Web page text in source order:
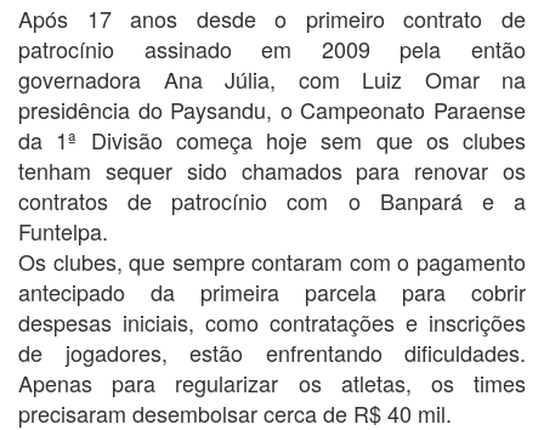
Após 17 anos desde o primeiro contrato de
patrocínio assinado em 2009 pela então
governadora Ana Júlia, com Luiz Omar na
presidência do Paysandu, o Campeonato Paraense
da 1ª Divisão começa hoje sem que os clubes
tenham sequer sido chamados para renovar os
contratos de patrocínio com o Banpará e a
Funtelpa.
Os clubes, que sempre contaram com o pagamento
antecipado da primeira parcela para cobrir
despesas iniciais, como contratações e inscrições
de jogadores, estão enfrentando dificuldades.
Apenas para regularizar os atletas, os times
precisaram desembolsar cerca de R$ 40 mil.